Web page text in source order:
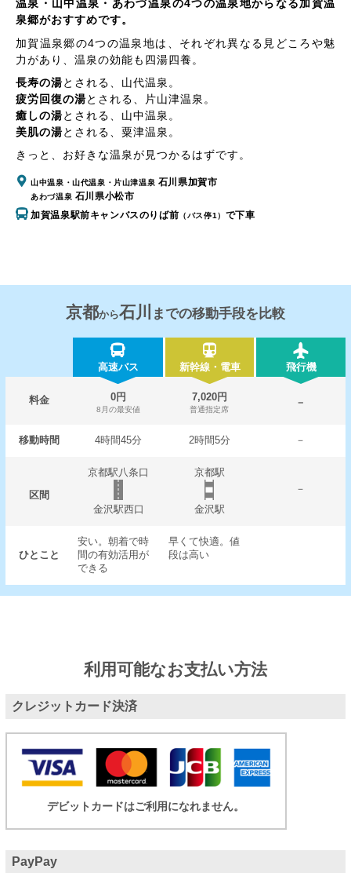
温泉・山中温泉・あわづ温泉の4つの温泉地からなる加賀温
泉郷がおすすめです。
加賀温泉郷の4つの温泉地は、それぞれ異なる見どころや魅
力があり、温泉の効能も四湯四養。
長寿の湯とされる、 山代温泉 。
疲労回復の湯とされる、 片山津温泉 。
癒しの湯とされる、 山中温泉 。
美肌の湯とされる、 粟津温泉 。
きっと、お好きな温泉が見つかるはずです。
山中温泉・山代温泉・片山津温泉 石川県加賀市
あわづ温泉 石川県小松市
加賀温泉駅前キャンバスのりば前 （バス停1） で下車
京都から石川 までの移動手段を比較
高速バス 新幹線・電車 飛行機
料金 0円
8月の最安値
7,020円
普通指定席
－
移動時間 4時間45分 2時間5分 －
区間
京都駅八条口
京都駅
－
金沢駅西口
金沢駅
ひとこと
安い。朝着で時
間の有効活用が
できる
早くて快適。値
段は高い
利用可能なお支払い方法
クレジットカード決済
デビットカードはご利用になれません。
PayPay